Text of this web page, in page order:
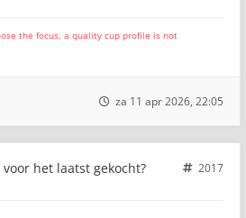
the focus, a quality cup profile is not
za 11 apr 2026, 22:05
voor het laatst gekocht?
2017